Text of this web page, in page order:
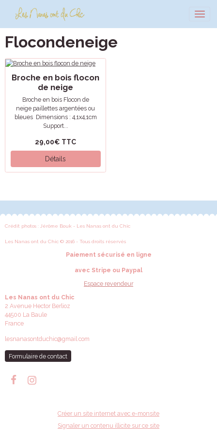
Flocondeneige
Broche en bois flocon
de neige
Broche en bois Flocon de
neige paillettes argentées ou
bleues Dimensions : 4,1x4,1cm
Support...
29,00€ TTC
Détails
Crédit photos : Jérôme Bouk - Les Nanas ont du Chic
Les Nanas ont du Chic © 2016 - Tous droits réservés
Paiement sécurisé en ligne
avec Stripe ou Paypal
Espace revendeur
Les Nanas ont du Chic
2 Avenue Hector Berlioz
44500 La Baule
France
lesnanasontduchic@gmail.com
Formulaire de contact
Créer un site internet avec e-monsite
Signaler un contenu illicite sur ce site